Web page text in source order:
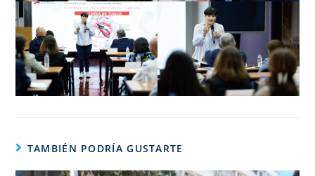
TAMBIÉN PODRÍA GUSTARTE